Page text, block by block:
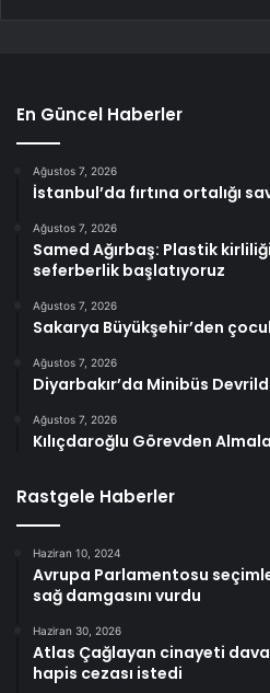
En Güncel Haberler
Ağustos 7, 2026
İstanbul’da fırtına ortalığı
Ağustos 7, 2026
Samed Ağırbaş: Plastik
seferberlik başlatıyoruz
Ağustos 7, 2026
Sakarya Büyükşehir’den
Ağustos 7, 2026
Diyarbakır’da Minibüs
Ağustos 7, 2026
Kılıçdaroğlu Görevden
Rastgele Haberler
Haziran 10, 2024
Avrupa Parlamentosu
sağ damgasını vurdu
Haziran 30, 2026
Atlas Çağlayan cinayeti
hapis cezası istedi